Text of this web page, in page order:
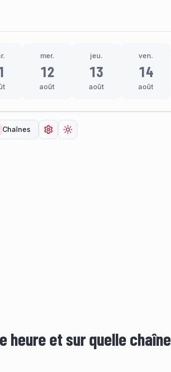
mer.
12
août
jeu.
13
août
ven.
14
août
Chaînes Ouvrir les paramètres
Changer de thème
heure et sur quelle chaîne